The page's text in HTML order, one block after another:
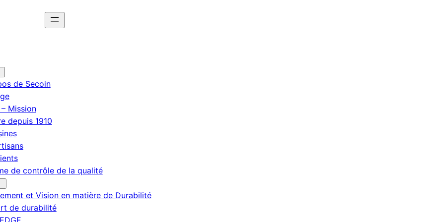
de Secoin
Mission
depuis 1910
de contrôle de la qualité
et Vision en matière de Durabilité
de durabilité